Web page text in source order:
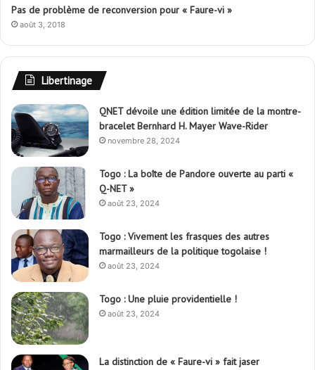
Pas de problème de reconversion pour « Faure-vi »
août 3, 2018
Libertinage
QNET dévoile une édition limitée de la montre-
bracelet Bernhard H. Mayer Wave-Rider
novembre 28, 2024
Togo : La boîte de Pandore ouverte au parti «
Q-NET »
août 23, 2024
Togo : Vivement les frasques des autres
marmailleurs de la politique togolaise !
août 23, 2024
Togo : Une pluie providentielle !
août 23, 2024
La distinction de « Faure-vi » fait jaser